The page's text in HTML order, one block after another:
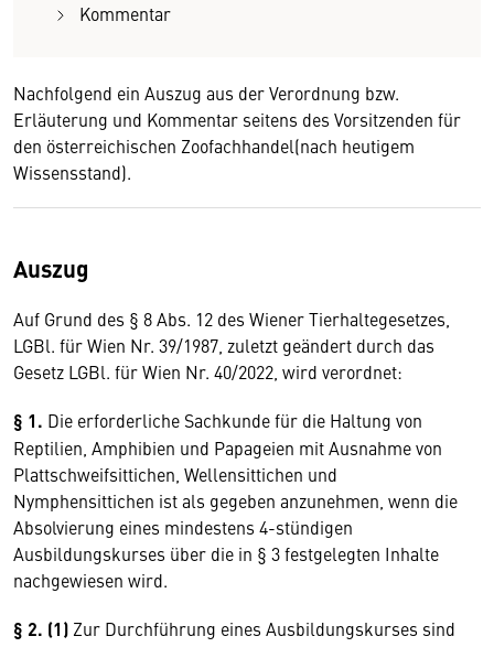
Kommentar
Nachfolgend ein Auszug aus der Verordnung bzw.
Erläuterung und Kommentar seitens des Vorsitzenden für
den österreichischen Zoofachhandel(nach heutigem
Wissensstand).
Auszug
Auf Grund des § 8 Abs. 12 des Wiener Tierhaltegesetzes,
LGBl. für Wien Nr. 39/1987, zuletzt geändert durch das
Gesetz LGBl. für Wien Nr. 40/2022, wird verordnet:
§ 1. Die erforderliche Sachkunde für die Haltung von
Reptilien, Amphibien und Papageien mit Ausnahme von
Plattschweifsittichen, Wellensittichen und
Nymphensittichen ist als gegeben anzunehmen, wenn die
Absolvierung eines mindestens 4-stündigen
Ausbildungskurses über die in § 3 festgelegten Inhalte
nachgewiesen wird.
§ 2. (1) Zur Durchführung eines Ausbildungskurses sind